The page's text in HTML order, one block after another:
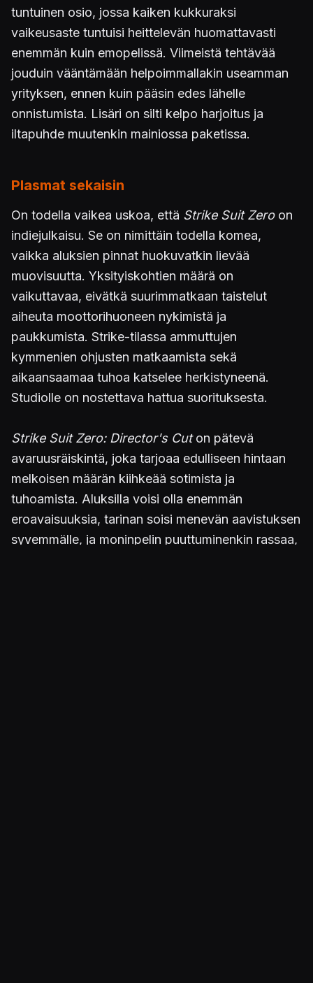
tuntuinen osio, jossa kaiken kukkuraksi
vaikeusaste tuntuisi heittelevän huomattavasti
enemmän kuin emopelissä. Viimeistä tehtävää
jouduin vääntämään helpoimmallakin useamman
yrityksen, ennen kuin pääsin edes lähelle
onnistumista. Lisäri on silti kelpo harjoitus ja
iltapuhde muutenkin mainiossa paketissa.
Plasmat sekaisin
On todella vaikea uskoa, että Strike Suit Zeroon
indiejulkaisu. Se on nimittäin todella komea,
vaikka aluksien pinnat huokuvatkin lievää
muovisuutta. Yksityiskohtien määrä on
vaikuttavaa, eivätkä suurimmatkaan taistelut
aiheuta moottorihuoneen nykimistä ja
paukkumista. Strike-tilassa ammuttujen
kymmenien ohjusten matkaamista sekä
aikaansaamaa tuhoa katselee herkistyneenä.
Studiolle on nostettava hattua suorituksesta.
Strike Suit Zero: Director's Cuton pätevä
avaruusräiskintä, joka tarjoaa edulliseen hintaan
melkoisen määrän kiihkeää sotimista ja
tuhoamista. Aluksilla voisi olla enemmän
eroavaisuuksia, tarinan soisi menevän aavistuksen
syvemmälle, ja moninpelin puuttuminenkin rassaa,